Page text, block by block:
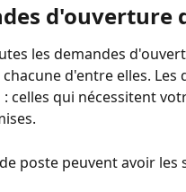
d'ouverture
les demandes
d'entre elles.
celles qui nécessitent
poste peuvent avoir les